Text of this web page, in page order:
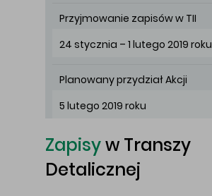
Przyjmowanie zapisów w TII
24 stycznia – 1 lutego 2019 roku
Planowany przydział Akcji
5 lutego 2019 roku
Zapisyw Transzy
Detalicznej